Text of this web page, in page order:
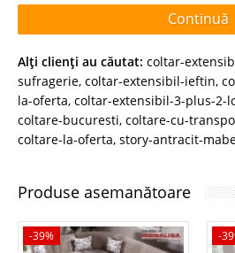
Continuă
Alţi clienţi au căutat: coltar-
sufragerie, coltar-extensibil-ieftin,
la-oferta, coltar-extensibil-3-plus-2-
coltare-bucuresti, coltare-cu-
coltare-la-oferta, story-antracit-
Produse asemanătoare
-39% -